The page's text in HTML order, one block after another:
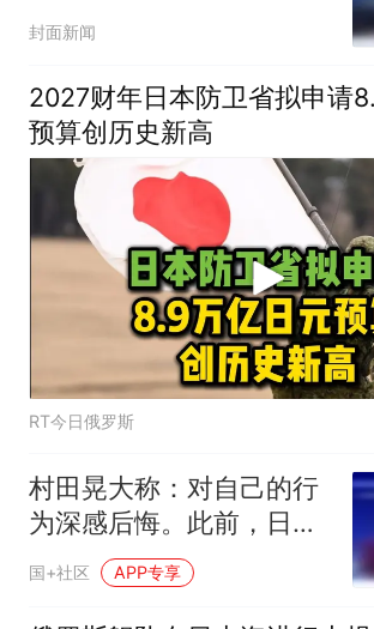
与高市早苗会面，称决不
高市早苗未明确表态，态
度含糊
封面新闻
2027财年日本防卫省拟申请
预算创历史新高
RT今日俄罗斯
村田晃大称：对自己的行
为深感后悔。此前，日本
自卫队现役队员持刀侵闯
中国大使馆
国+社区 APP专享